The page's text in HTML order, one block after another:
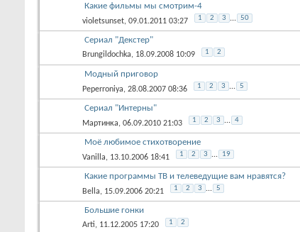
Какие фильмы мы смотрим-4
violetsunset, 09.01.2011 03:27 1 2 3 ... 50
Сериал "Декстер"
Brungildochka, 18.09.2008 10:09 1 2
Модный приговор
Peperroniya, 28.08.2007 08:36 1 2 3 ... 5
Сериал "Интерны"
Мартинка, 06.09.2010 21:03 1 2 3 ... 4
Моё любимое стихотворение
Vanilla, 13.10.2006 18:41 1 2 3 ... 19
Какие программы ТВ и телеведущие вам нравятся?
Bella, 15.09.2006 20:21 1 2 3 ... 5
Большие гонки
Arti, 11.12.2005 17:20 1 2